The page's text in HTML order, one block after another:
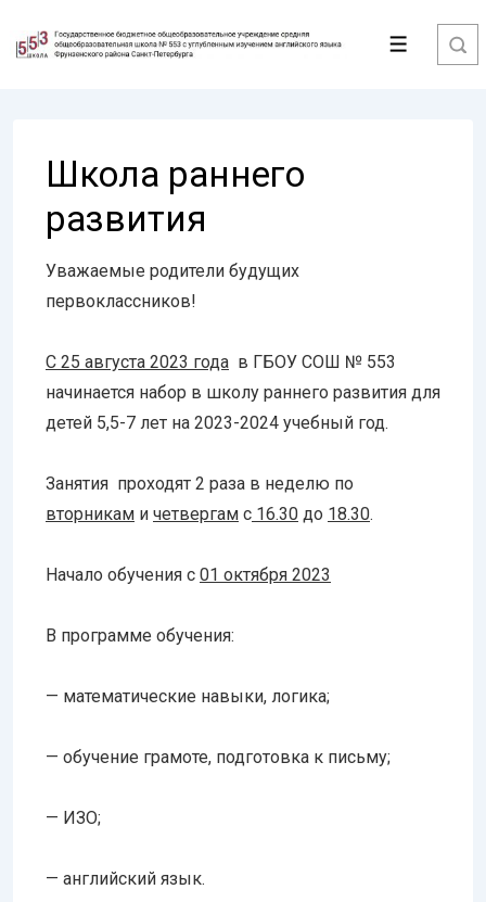
Перейти
Меню
Школа раннего
развития
Уважаемые родители будущих
первоклассников!
С 25 августа 2023 года в ГБОУ СОШ № 553
начинается набор в школу раннего развития для
детей 5,5-7 лет на 2023-2024 учебный год.
Занятия проходят 2 раза в неделю по
вторникам и четвергам с 16.30 до 18.30.
Начало обучения с 01 октября 2023
В программе обучения:
— математические навыки, логика;
— обучение грамоте, подготовка к письму;
— ИЗО;
— английский язык.